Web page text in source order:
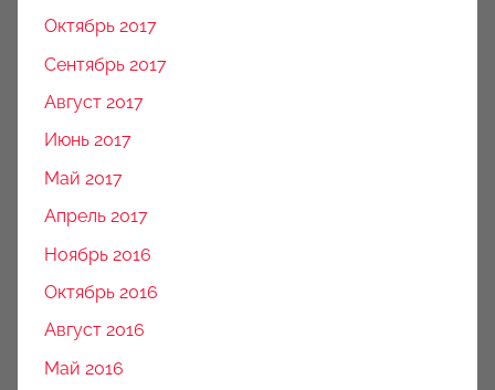
Октябрь 2017
Сентябрь 2017
Август 2017
Июнь 2017
Май 2017
Апрель 2017
Ноябрь 2016
Октябрь 2016
Август 2016
Май 2016